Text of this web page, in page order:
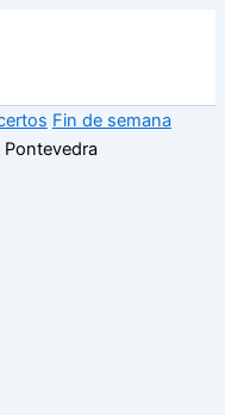
Fin de semana